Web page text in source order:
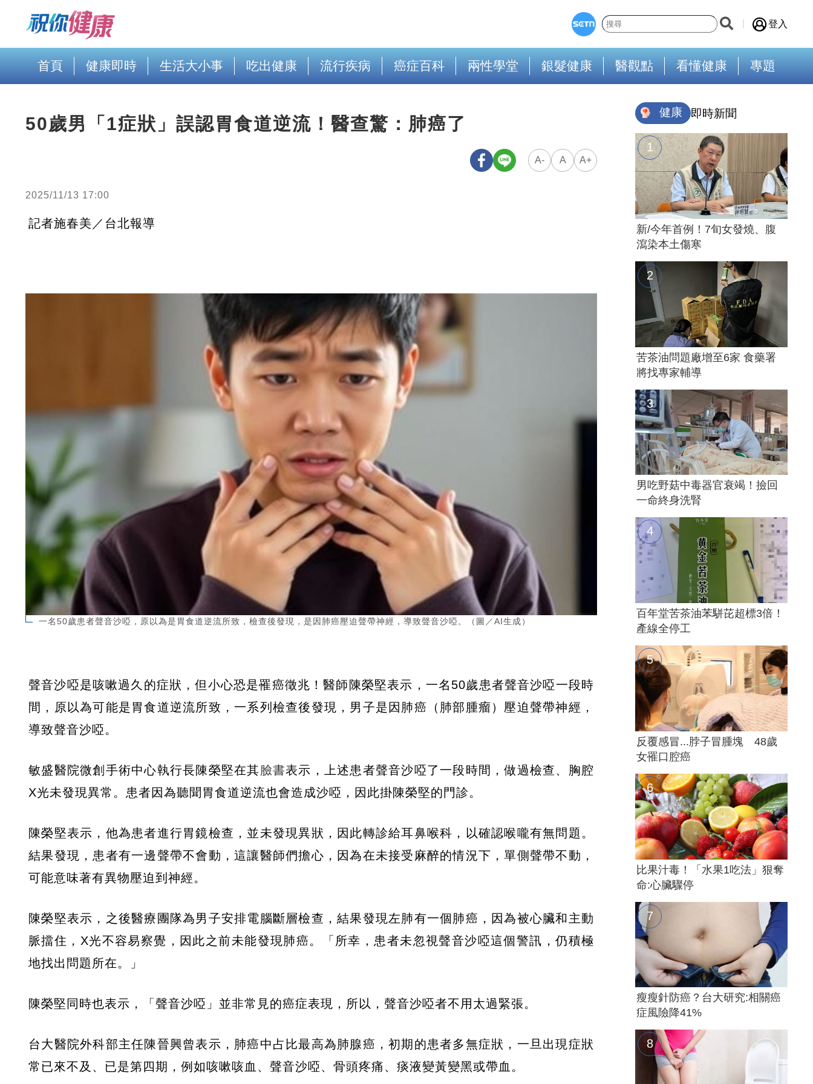
登入
首頁 健康即時 生活大小事 吃出健康 流行疾病 癌症百科 兩性學堂 銀髮健康 醫觀點 看懂健康 專題
50歲男「1症狀」誤認胃食道逆流！醫查驚：肺癌了
A- A A+
2025/11/13 17:00
記者施春美／台北報導
一名50歲患者聲音沙啞，原以為是胃食道逆流所致，檢查後發現，是因肺癌壓迫聲帶神經，導致聲音沙啞。（圖／AI生成）
聲音沙啞是咳嗽過久的症狀，但小心恐是罹癌徵兆！醫師陳榮堅表示，一名50歲患者聲音沙啞一段時
間，原以為可能是胃食道逆流所致，一系列檢查後發現，男子是因肺癌（肺部腫瘤）壓迫聲帶神經，
導致聲音沙啞。
敏盛醫院微創手術中心執行長陳榮堅在其臉書表示，上述患者聲音沙啞了一段時間，做過檢查、胸腔
X光未發現異常。患者因為聽聞胃食道逆流也會造成沙啞，因此掛陳榮堅的門診。
陳榮堅表示，他為患者進行胃鏡檢查，並未發現異狀，因此轉診給耳鼻喉科，以確認喉嚨有無問題。
結果發現，患者有一邊聲帶不會動，這讓醫師們擔心，因為在未接受麻醉的情況下，單側聲帶不動，
可能意味著有異物壓迫到神經。
陳榮堅表示，之後醫療團隊為男子安排電腦斷層檢查，結果發現左肺有一個肺癌，因為被心臟和主動
脈擋住，X光不容易察覺，因此之前未能發現肺癌。「所幸，患者未忽視聲音沙啞這個警訊，仍積極
地找出問題所在。」
陳榮堅同時也表示，「聲音沙啞」並非常見的癌症表現，所以，聲音沙啞者不用太過緊張。
台大醫院外科部主任陳晉興曾表示，肺癌中占比最高為肺腺癌，初期的患者多無症狀，一旦出現症狀
常已來不及、已是第四期，例如咳嗽咳血、聲音沙啞、骨頭疼痛、痰液變黃變黑或帶血。
健康 即時新聞
新/今年首例！7旬女發燒、腹
瀉染本土傷寒
苦茶油問題廠增至6家 食藥署
將找專家輔導
男吃野菇中毒器官衰竭！撿回
一命終身洗腎
百年堂苦茶油苯駢芘超標3倍！
產線全停工
反覆感冒...脖子冒腫塊 48歲
女罹口腔癌
比果汁毒！「水果1吃法」狠奪
命:心臟驟停
瘦瘦針防癌？台大研究:相關癌
症風險降41%